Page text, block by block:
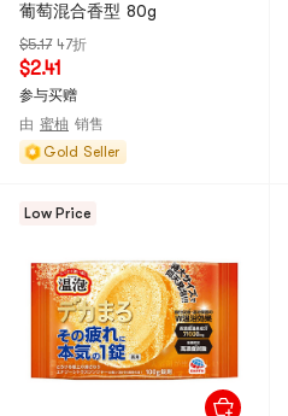
葡萄混合香型 80g
$5.17 47折
$2.41
参与买赠
由 蜜柚 销售
Gold Seller
Low Price